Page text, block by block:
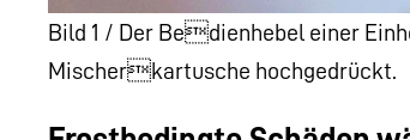
Bild 1 / Der Bedienhebel einer
Mischerkartusche hochgedrückt.